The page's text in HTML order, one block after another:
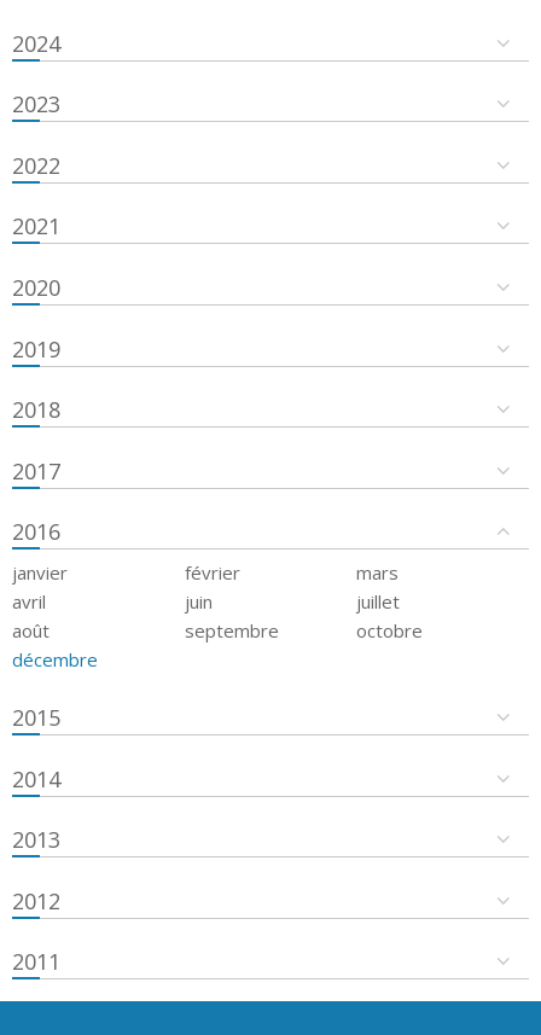
2024
2023
2022
2021
2020
2019
2018
2017
2016
janvier février
mars
avril
juin
juillet
août
septembre
octobre
décembre
2015
2014
2013
2012
2011